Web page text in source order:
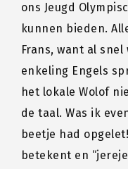
ons Jeugd
kunnen bieden.
Frans, want al
enkeling Engels
het lokale Wolof
de taal. Was ik
beetje had
betekent en